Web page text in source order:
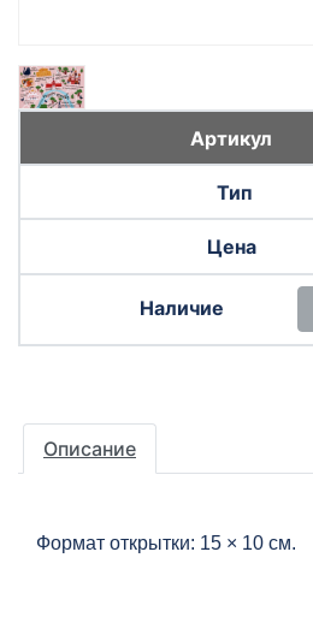
Описание
Формат открытки: 15 × 10 см.